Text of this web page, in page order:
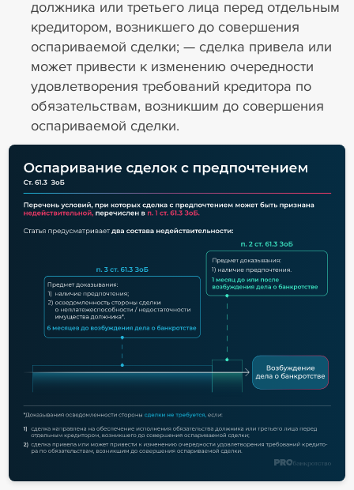
должника или третьего лица перед отдельным
кредитором, возникшего до совершения
оспариваемой сделки; — сделка привела или
может привести к изменению очередности
удовлетворения требований кредитора по
обязательствам, возникшим до совершения
оспариваемой сделки.